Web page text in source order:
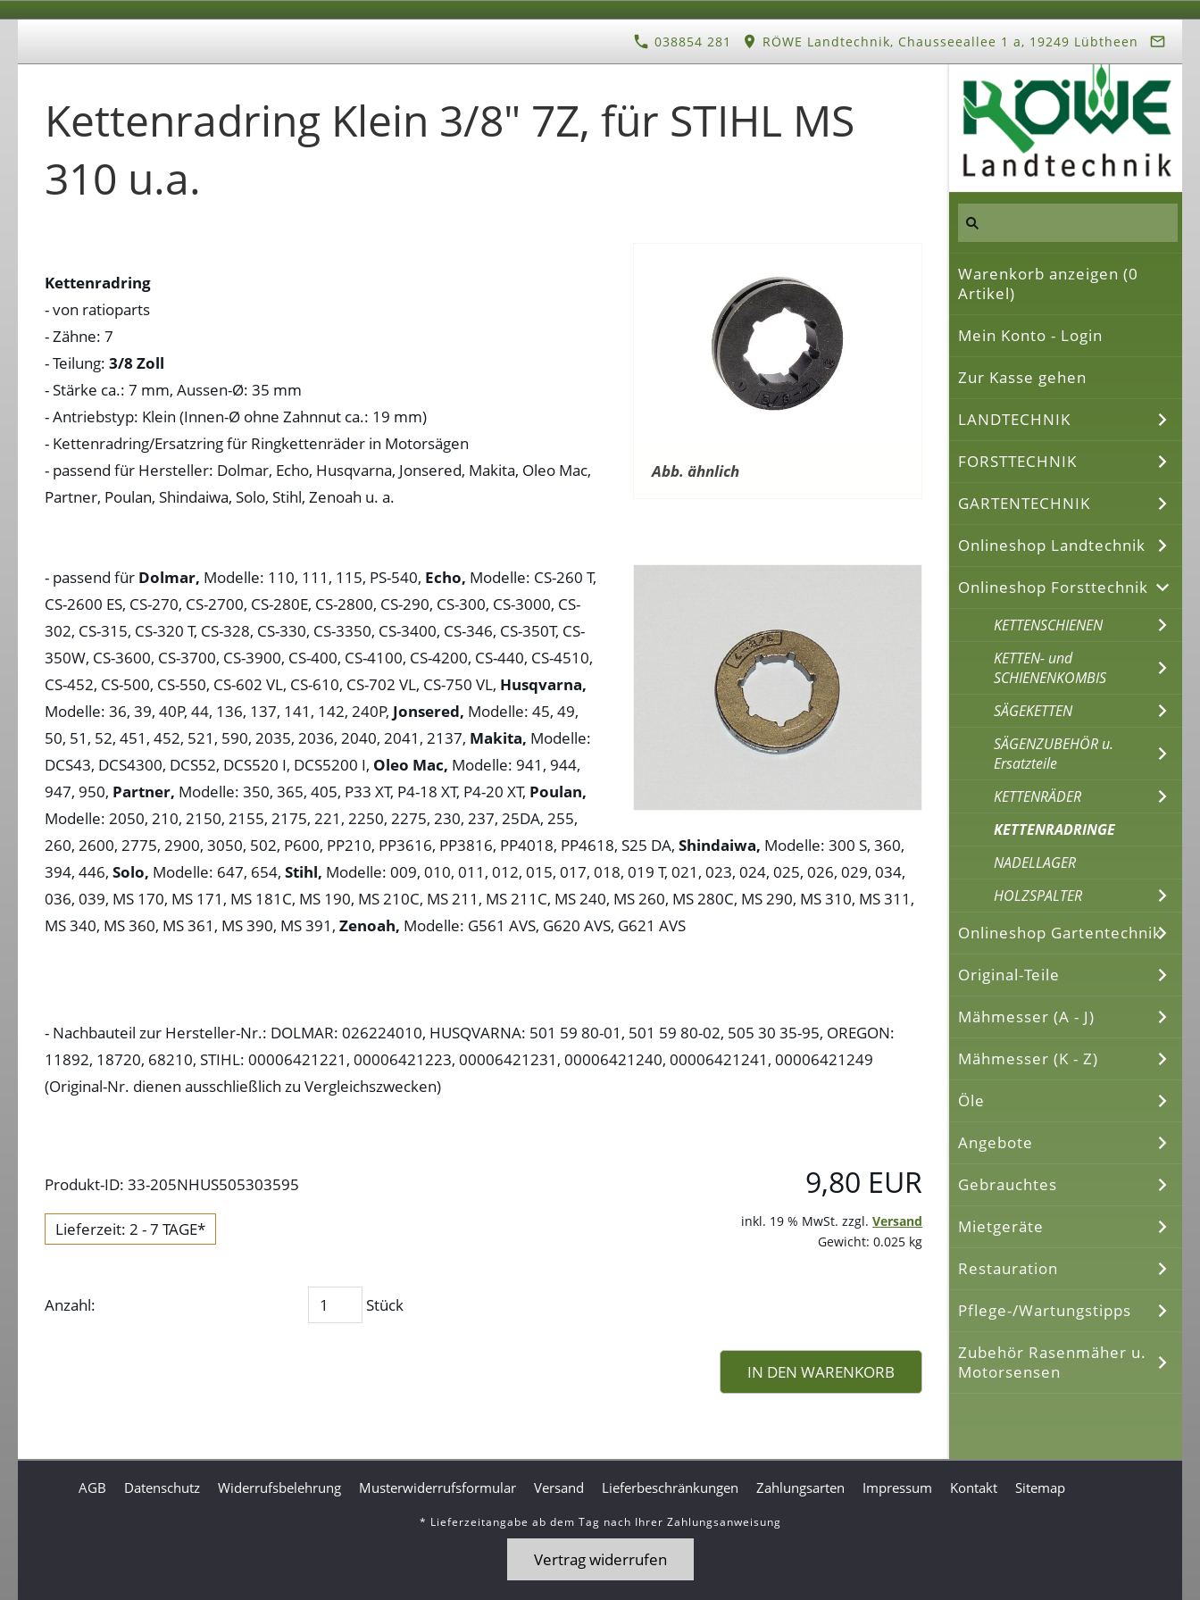
038854 281 RÖWE Landtechnik, Chausseeallee 1 a, 19249 Lübtheen
Warenkorb anzeigen (0
Artikel)
Mein Konto - Login
Zur Kasse gehen
LANDTECHNIK
FORSTTECHNIK
GARTENTECHNIK
Onlineshop Landtechnik
Onlineshop Forsttechnik
KETTENSCHIENEN
KETTEN- und
SCHIENENKOMBIS
SÄGEKETTEN
SÄGENZUBEHÖR u.
Ersatzteile
KETTENRÄDER
KETTENRADRINGE
NADELLAGER
HOLZSPALTER
Onlineshop Gartentechnik
Original-Teile
Mähmesser (A - J)
Mähmesser (K - Z)
Öle
Angebote
Gebrauchtes
Mietgeräte
Restauration
Pflege-/Wartungstipps
Zubehör Rasenmäher u.
Motorsensen
Kettenradring Klein 3/8" 7Z, für STIHL MS
310 u.a.
Abb. ähnlich
Kettenradring
- von ratioparts
- Zähne: 7
- Teilung: 3/8 Zoll
- Stärke ca.: 7 mm, Aussen-Ø: 35 mm
- Antriebstyp: Klein (Innen-Ø ohne Zahnnut ca.: 19 mm)
- Kettenradring/Ersatzring für Ringkettenräder in Motorsägen
- passend für Hersteller: Dolmar, Echo, Husqvarna, Jonsered, Makita, Oleo Mac,
Partner, Poulan, Shindaiwa, Solo, Stihl, Zenoah u. a.
- passend für Dolmar, Modelle: 110, 111, 115, PS-540, Echo, Modelle: CS-260 T,
CS-2600 ES, CS-270, CS-2700, CS-280E, CS-2800, CS-290, CS-300, CS-3000, CS-
302, CS-315, CS-320 T, CS-328, CS-330, CS-3350, CS-3400, CS-346, CS-350T, CS-
350W, CS-3600, CS-3700, CS-3900, CS-400, CS-4100, CS-4200, CS-440, CS-4510,
CS-452, CS-500, CS-550, CS-602 VL, CS-610, CS-702 VL, CS-750 VL, Husqvarna,
Modelle: 36, 39, 40P, 44, 136, 137, 141, 142, 240P, Jonsered, Modelle: 45, 49,
50, 51, 52, 451, 452, 521, 590, 2035, 2036, 2040, 2041, 2137, Makita, Modelle:
DCS43, DCS4300, DCS52, DCS520 I, DCS5200 I, Oleo Mac, Modelle: 941, 944,
947, 950, Partner, Modelle: 350, 365, 405, P33 XT, P4-18 XT, P4-20 XT, Poulan,
Modelle: 2050, 210, 2150, 2155, 2175, 221, 2250, 2275, 230, 237, 25DA, 255,
260, 2600, 2775, 2900, 3050, 502, P600, PP210, PP3616, PP3816, PP4018, PP4618, S25 DA, Shindaiwa, Modelle: 300 S, 360,
394, 446, Solo, Modelle: 647, 654, Stihl, Modelle: 009, 010, 011, 012, 015, 017, 018, 019 T, 021, 023, 024, 025, 026, 029, 034,
036, 039, MS 170, MS 171, MS 181C, MS 190, MS 210C, MS 211, MS 211C, MS 240, MS 260, MS 280C, MS 290, MS 310, MS 311,
MS 340, MS 360, MS 361, MS 390, MS 391, Zenoah, Modelle: G561 AVS, G620 AVS, G621 AVS
- Nachbauteil zur Hersteller-Nr.: DOLMAR: 026224010, HUSQVARNA: 501 59 80-01, 501 59 80-02, 505 30 35-95, OREGON:
11892, 18720, 68210, STIHL: 00006421221, 00006421223, 00006421231, 00006421240, 00006421241, 00006421249
(Original-Nr. dienen ausschließlich zu Vergleichszwecken)
Produkt-ID: 33-205NHUS505303595
Lieferzeit: 2 - 7 TAGE*
9,80 EUR
inkl. 19 % MwSt. zzgl.Versand
Gewicht: 0.025 kg
Anzahl: Stück
IN DEN WARENKORB
AGB Datenschutz Widerrufsbelehrung Musterwiderrufsformular Versand Lieferbeschränkungen Zahlungsarten Impressum Kontakt Sitemap
* Lieferzeitangabe ab dem Tag nach Ihrer Zahlungsanweisung
Vertrag widerrufen